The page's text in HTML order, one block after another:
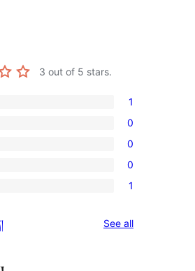
3 out of 5 stars.
1
0
0
0
1
See allreviews